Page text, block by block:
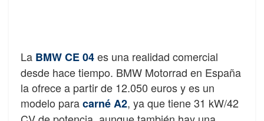
La BMW CE 04es una realidad comercial
desde hace tiempo. BMW Motorrad en España
la ofrece a partir de 12.050 euros y es un
modelo paracarné A2, ya que tiene 31 kW/42